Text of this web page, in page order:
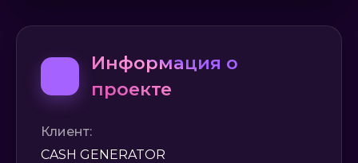
Информация о
проекте
Клиент:
CASH GENERATOR